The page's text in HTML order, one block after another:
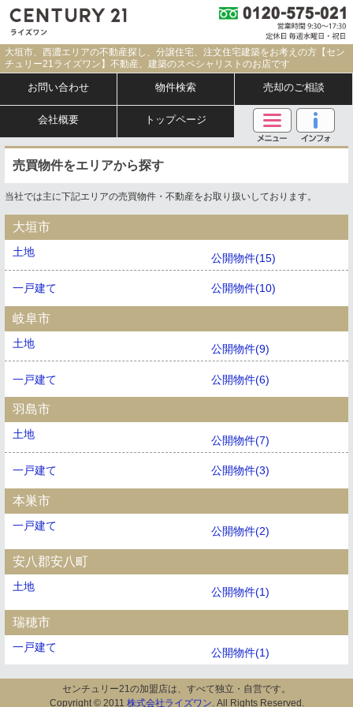
大垣市、西濃エリアの不動産探し、分譲住宅、注文住宅建築をお考えの方【セン
チュリー21ライズワン】不動産、建築のスペシャリストのお店です
お問い合わせ 物件検索 売却のご相談
会社概要 トップページ
売買物件をエリアから探す
当社では主に下記エリアの売買物件・不動産をお取り扱いしております。
大垣市
土地 公開物件(15)
一戸建て 公開物件(10)
岐阜市
土地 公開物件(9)
一戸建て 公開物件(6)
羽島市
土地 公開物件(7)
一戸建て 公開物件(3)
本巣市
一戸建て 公開物件(2)
安八郡安八町
土地 公開物件(1)
瑞穂市
一戸建て 公開物件(1)
センチュリー21の加盟店は、すべて独立・自営です。
Copyright © 2011 株式会社ライズワン. All Rights Reserved.